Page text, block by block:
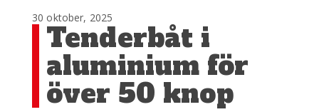
30 oktober, 2025
Tenderbåt i
aluminium för
över 50 knop